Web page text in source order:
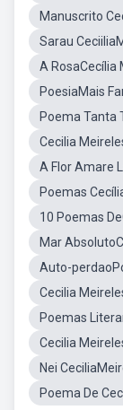
Manuscrito
Sarau
A RosaCecília
PoesiaMais
Poema Tanta
Cecilia
A Flor Amare
Poemas
10 Poemas
Mar
Auto-
Cecilia
Poemas
Cecilia
Nei
Poema De